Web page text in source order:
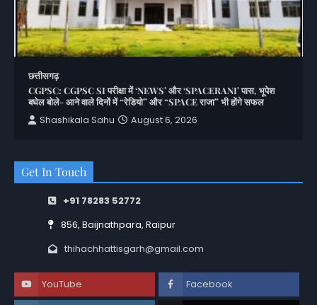
छत्तीसगढ़
CGPSC: CGPSC SI परीक्षा में ‘NEWS’ और ‘SPACERANI’ पास, भूपेश
बघेल बोले- आने वाले दिनों में “रेडियो” और “SPACE राजा” भी होंगे सफल
Shashikala Sahu
August 6, 2026
Get In Touch
+91 78283 52772
856, Baijnathpara, Raipur
thihachhattisgarh@gmail.com
YouTube Facebook